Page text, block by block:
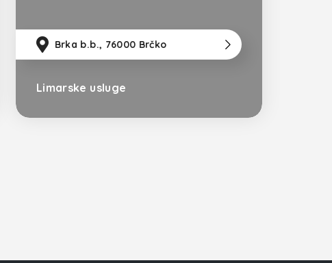
od Tuzlaod Sarajevo 37km
Brka b.b., 76000 Brčko
Limarske usluge